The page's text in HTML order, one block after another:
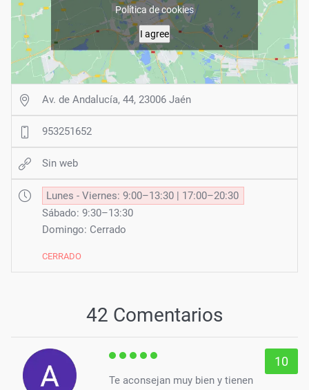
Política de cookies
I agree
Av. de Andalucía, 44, 23006 Jaén
953251652
Sin web
Lunes - Viernes: 9:00–13:30 | 17:00–20:30
Sábado: 9:30–13:30
Domingo: Cerrado
CERRADO
42 Comentarios
10
Te aconsejan muy bien y tienen